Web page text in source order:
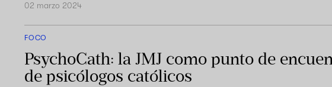
02 marzo 2024
FOCO
PsychoCath: la JMJ como punto de
de psicólogos católicos